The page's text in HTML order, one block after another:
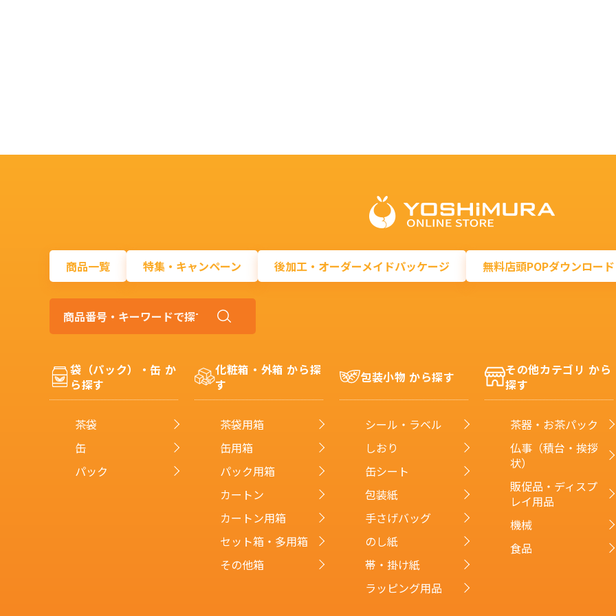
商品一覧 特集・キャンペーン 後加工・オーダーメイドパッケージ 無料店頭POPダウンロード
商
品
号・
キ
ー
ワ
袋（パック）・缶 か
ら探す
茶袋
缶
パック
化粧箱・外箱 から探
す
茶袋用箱
缶用箱
パック用箱
カートン
カートン用箱
セット箱・多用箱
その他箱
包装小物 から探す
シール・ラベル
しおり
缶シート
包装紙
手さげバッグ
のし紙
帯・掛け紙
ラッピング用品
その他カテゴリ から
探す
茶器・お茶パック
仏事（積台・挨拶
状）
販促品・ディスプ
レイ用品
機械
食品